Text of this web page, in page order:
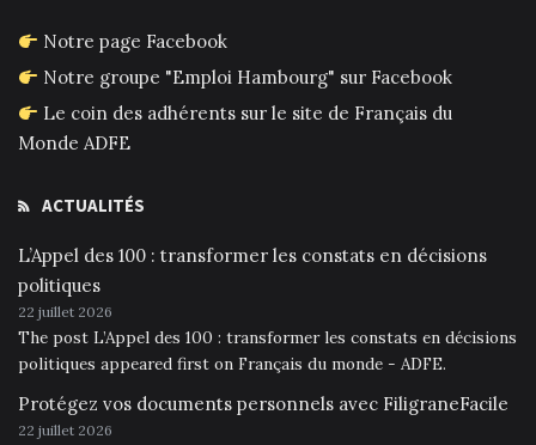
Notre page Facebook
Notre groupe "Emploi Hambourg" sur Facebook
Le coin des adhérents sur le site de Français du
Monde ADFE
ACTUALITÉS
L’Appel des 100 : transformer les constats en décisions
politiques
22 juillet 2026
The post L’Appel des 100 : transformer les constats en décisions
politiques appeared first on Français du monde - ADFE.
Protégez vos documents personnels avec FiligraneFacile
22 juillet 2026